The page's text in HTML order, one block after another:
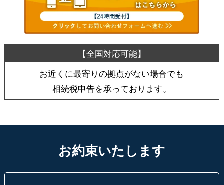
お近くに最寄りの拠点がない場合でも
相続税申告を承っております。
お約束いたします